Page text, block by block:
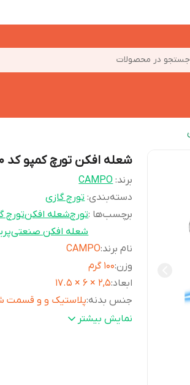
جستجو در محصولات
شعله افکن تورچ کمپو کد 920
برند: CAMPO
دسته‌بندی:تورچ گازی
برچسب‌ها :تورچشعله افکنتورچ
شعله افکن صنعتی
نام برند:
CAMPO
وزن:100 گرم
ابعاد:
2,5 × 6 × 17.5
جنس بدنه:پلاستیک و و قسمت
فندک: دارای جرقه زن الکتریکینمایش بیشتر